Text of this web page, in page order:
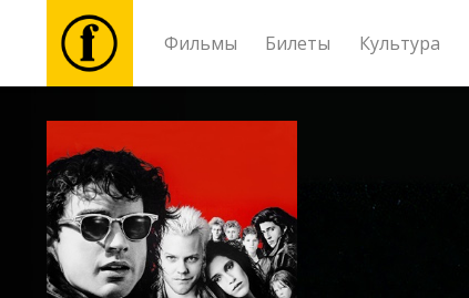
Фильмы Билеты Культура
Фильмы
Билеты
Культура